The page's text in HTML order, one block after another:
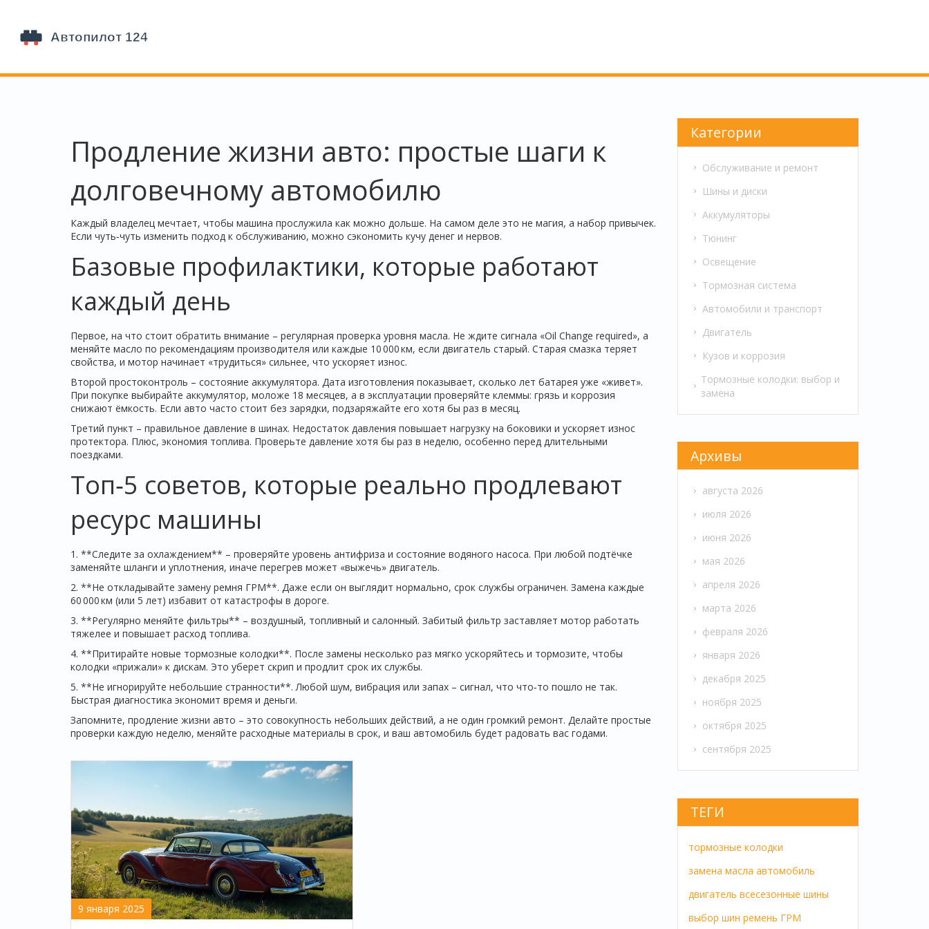
Продление жизни авто: простые шаги к
долговечному автомобилю
Каждый владелец мечтает, чтобы машина прослужила как можно дольше. На самом деле это не магия, а набор привычек.
Если чуть‑чуть изменить подход к обслуживанию, можно сэкономить кучу денег и нервов.
Базовые профилактики, которые работают
каждый день
Первое, на что стоит обратить внимание – регулярная проверка уровня масла. Не ждите сигнала «Oil Change required», а
меняйте масло по рекомендациям производителя или каждые 10 000 км, если двигатель старый. Старая смазка теряет
свойства, и мотор начинает «трудиться» сильнее, что ускоряет износ.
Второй простоконтроль – состояние аккумулятора. Дата изготовления показывает, сколько лет батарея уже «живет».
При покупке выбирайте аккумулятор, моложе 18 месяцев, а в эксплуатации проверяйте клеммы: грязь и коррозия
снижают ёмкость. Если авто часто стоит без зарядки, подзаряжайте его хотя бы раз в месяц.
Третий пункт – правильное давление в шинах. Недостаток давления повышает нагрузку на боковики и ускоряет износ
протектора. Плюс, экономия топлива. Проверьте давление хотя бы раз в неделю, особенно перед длительными
поездками.
Топ‑5 советов, которые реально продлевают
ресурс машины
1. **Следите за охлаждением** – проверяйте уровень антифриза и состояние водяного насоса. При любой подтёчке
заменяйте шланги и уплотнения, иначе перегрев может «выжечь» двигатель.
2. **Не откладывайте замену ремня ГРМ**. Даже если он выглядит нормально, срок службы ограничен. Замена каждые
60 000 км (или 5 лет) избавит от катастрофы в дороге.
3. **Регулярно меняйте фильтры** – воздушный, топливный и салонный. Забитый фильтр заставляет мотор работать
тяжелее и повышает расход топлива.
4. **Притирайте новые тормозные колодки**. После замены несколько раз мягко ускоряйтесь и тормозите, чтобы
колодки «прижали» к дискам. Это уберет скрип и продлит срок их службы.
5. **Не игнорируйте небольшие странности**. Любой шум, вибрация или запах – сигнал, что что‑то пошло не так.
Быстрая диагностика экономит время и деньги.
Запомните, продление жизни авто – это совокупность небольших действий, а не один громкий ремонт. Делайте простые
проверки каждую неделю, меняйте расходные материалы в срок, и ваш автомобиль будет радовать вас годами.
9 января 2025
Категории
Обслуживание и ремонт
Шины и диски
Аккумуляторы
Тюнинг
Освещение
Тормозная система
Автомобили и транспорт
Двигатель
Кузов и коррозия
Тормозные колодки: выбор и
замена
Архивы
августа 2026
июля 2026
июня 2026
мая 2026
апреля 2026
марта 2026
февраля 2026
января 2026
декабря 2025
ноября 2025
октября 2025
сентября 2025
ТЕГИ
тормозные колодки
замена масла автомобиль
двигатель всесезонные шины
выбор шин ремень ГРМ